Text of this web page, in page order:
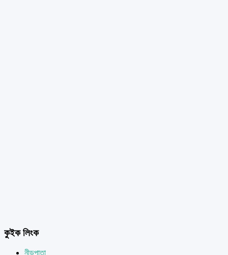
কুইক লিংক
নীড়পাতা